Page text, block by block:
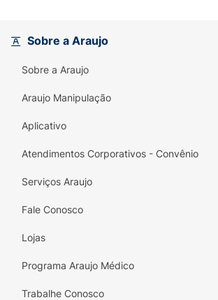
Sobre a Araujo
Sobre a Araujo
Araujo Manipulação
Aplicativo
Atendimentos Corporativos - Convênio
Serviços Araujo
Fale Conosco
Lojas
Programa Araujo Médico
Trabalhe Conosco